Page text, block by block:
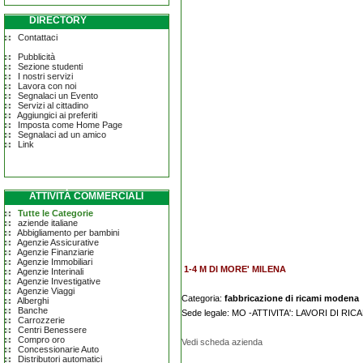
DIRECTORY
Contattaci
Pubblicità
Sezione studenti
I nostri servizi
Lavora con noi
Segnalaci un Evento
Servizi al cittadino
Aggiungici ai preferiti
Imposta come Home Page
Segnalaci ad un amico
Link
ATTIVITÀ COMMERCIALI
Tutte le Categorie
aziende italiane
Abbigliamento per bambini
Agenzie Assicurative
Agenzie Finanziarie
Agenzie Immobiliari
Agenzie Interinali
Agenzie Investigative
Agenzie Viaggi
Alberghi
Banche
Carrozzerie
Centri Benessere
Compro oro
Concessionarie Auto
Distributori automatici
1-4 M DI MORE' MILENA
Categoria: fabbricazione di ricami modena
Sede legale: MO -ATTIVITA': LAVORI DI
Vedi scheda azienda